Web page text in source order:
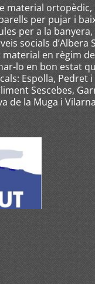
material ortopèdic,
per pujar i
per a la banyera,
socials d’Albera
en règim
lo en bon estat
Espolla, Pedret i
Sescebes,
de la Muga i